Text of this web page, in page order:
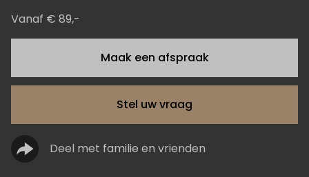
Vanaf € 89,-
Maak een afspraak
Stel uw vraag
Deel met familie en vrienden